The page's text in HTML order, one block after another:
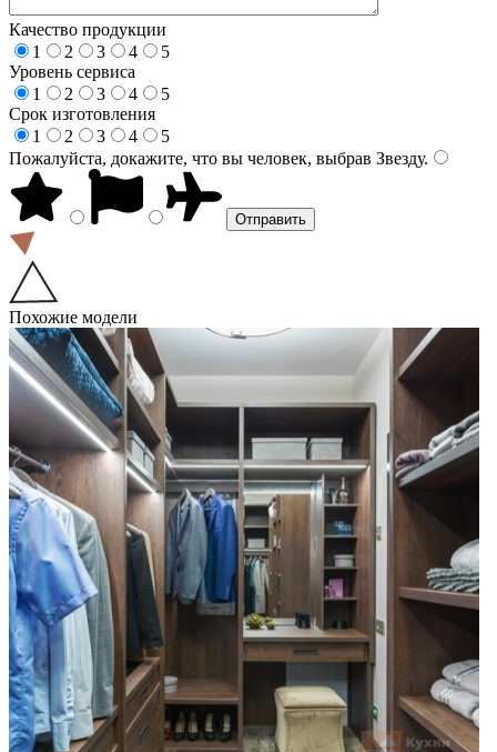
Качество продукции
1
2 3 4
5
Уровень сервиса
1
2 3 4
5
Срок изготовления
1
2 3 4
5
Пожалуйста, докажите, что вы человек, выбрав Звезду.
Похожие модели